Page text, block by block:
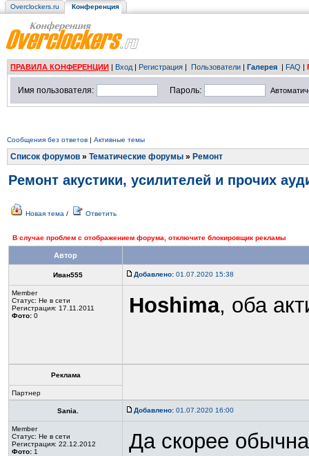
Overclockers.ru Конференция
ПРАВИЛА КОНФЕРЕНЦИИ | Вход | Регистрация | Пользователи | Галерея | FAQ |
Имя пользователя: Пароль:
Сообщения без ответов | Активные темы
Список форумов » Тематические форумы » Ремонт
Ремонт акустики, усилителей и прочих
Новая тема / Ответить
В случае проблем с отображением форума, отключите блокировщик рекламы
Автор
Иван555 Добавлено: 01.07.2020 15:38
Member
Статус: Не в сети
Регистрация: 17.11.2011
Фото: 0 Hoshima, оба
Реклама
Партнер
Sania. Добавлено: 01.07.2020 16:00
Member
Статус: Не в сети
Регистрация: 22.12.2012
Фото: 1 Да скорее